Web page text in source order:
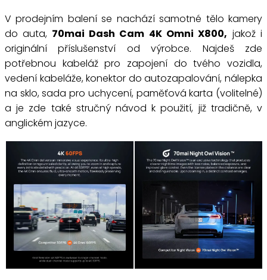
V prodejním balení se nachází samotné tělo kamery
do auta, 70mai Dash Cam 4K Omni X800, jakož i
originální příslušenství od výrobce. Najdeš zde
potřebnou kabeláž pro zapojení do tvého vozidla,
vedení kabeláže, konektor do autozapalování, nálepka
na sklo, sada pro uchycení, paměťová karta (volitelné)
a je zde také stručný návod k použití, již tradičně, v
anglickém jazyce.